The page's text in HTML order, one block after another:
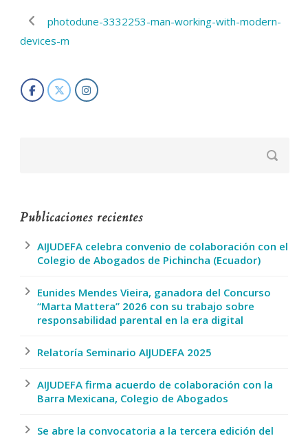
photodune-3332253-man-working-with-modern-
devices-m
Publicaciones recientes
AIJUDEFA celebra convenio de colaboración con el
Colegio de Abogados de Pichincha (Ecuador)
Eunides Mendes Vieira, ganadora del Concurso
“Marta Mattera” 2026 con su trabajo sobre
responsabilidad parental en la era digital
Relatoría Seminario AIJUDEFA 2025
AIJUDEFA firma acuerdo de colaboración con la
Barra Mexicana, Colegio de Abogados
Se abre la convocatoria a la tercera edición del